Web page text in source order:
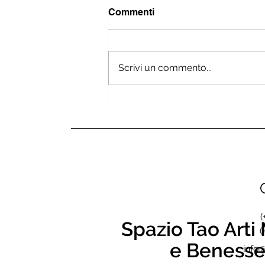
Commenti
Scrivi un commento...
Spazio Tao Arti
e